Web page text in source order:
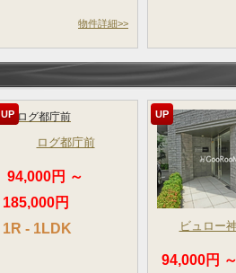
物件詳細>>
UP
ログ都庁前
94,000円 ～
185,000円
1R - 1LDK
UP
ビュロー
94,000円